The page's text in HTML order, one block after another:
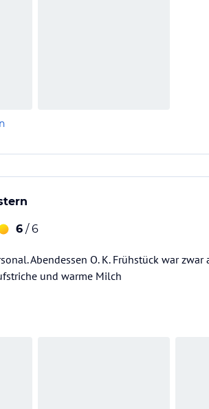
6 / 6
Abendessen O. K. Frühstück war
und warme Milch